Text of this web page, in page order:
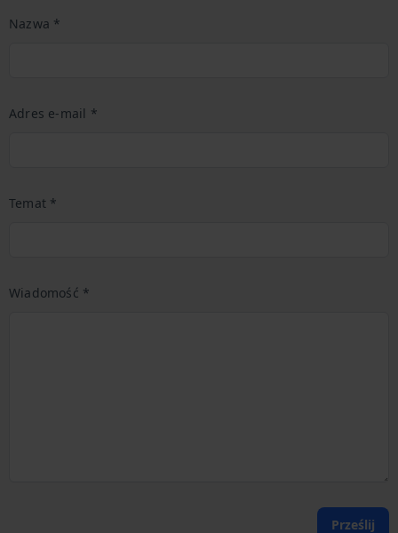
Nazwa *
Adres e-mail *
Temat *
Wiadomość *
Prześlij